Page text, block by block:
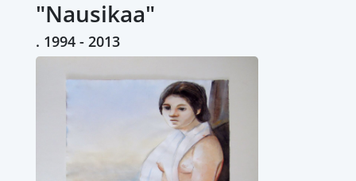
"Nausikaa"
. 1994 - 2013